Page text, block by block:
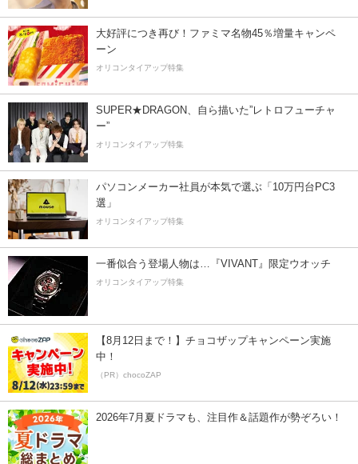
大好評につき再び！ファミマ名物45％増量キャンペ
ーン
オリコンタイアップ特集
SUPER★DRAGON、自ら描いた”レトロフューチャ
ー”
オリコンタイアップ特集
パソコンメーカー社員が本気で選ぶ「10万円台PC3
選」
オリコンタイアップ特集
一番似合う登場人物は…『VIVANT』限定ウオッチ
オリコンタイアップ特集
【8月12日まで！】チョコザップキャンペーン実施
中！
（PR）chocoZAP
2026年7月夏ドラマも、注目作＆話題作が勢ぞろい！